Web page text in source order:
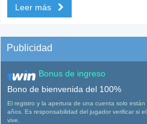
Leer más
Publicidad
Bonus de ingreso
Bono de bienvenida del 100%
El registro y la apertura de una cuenta solo
años. Es responsabilidad del jugador verificar si
vive.